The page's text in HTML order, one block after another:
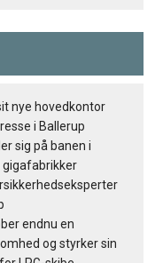
nye hovedkontor
i Ballerup
sig på banen i
gigafabrikker
endnu en
og styrker sin